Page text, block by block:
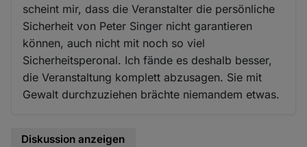
scheint mir, dass die Veranstalter die persönliche
Sicherheit von Peter Singer nicht garantieren
können, auch nicht mit noch so viel
Sicherheitsperonal. Ich fände es deshalb besser,
die Veranstaltung komplett abzusagen. Sie mit
Gewalt durchzuziehen brächte niemandem etwas.
Diskussion anzeigen